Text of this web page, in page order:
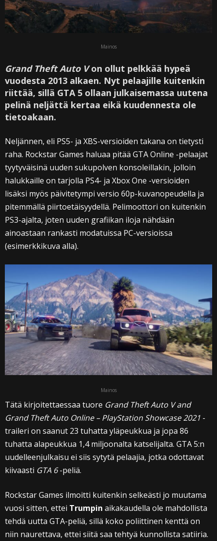
Mainos
Grand Theft Auto Von ollut pelkkää hypeä
vuodesta 2013 alkaen. Nyt pelaajille kuitenkin
riittää, sillä GTA 5 ollaan julkaisemassa uutena
pelinä neljättä kertaa eikä kuudennesta ole
tietoakaan.
Neljännen, eli PS5- ja XBS-versioiden takana on tietysti
raha. Rockstar Games haluaa pitää GTA Online -pelaajat
tyytyväisinä uuden sukupolven konsoleillakin, jolloin
halukkaille on tarjolla PS4- ja Xbox One -versioiden
lisäksi myös päivitetympi versio 60p-kuvanopeudella ja
pitemmällä piirtoetäisyydellä. Pelimoottori on kuitenkin
PS3-ajalta, joten uuden grafiikan iloja nähdään
ainoastaan rankasti modatuissa PC-versioissa
(esimerkkikuva alla).
Mainos
Tätä kirjoitettaessaa tuore Grand Theft Auto V and
Grand Theft Auto Online – PlayStation Showcase 2021 -
traileri on saanut 23 tuhatta yläpeukkua ja jopa 86
tuhatta alapeukkua 1,4 miljoonalta katselijalta. GTA 5:n
uudelleenjulkaisu ei siis sytytä pelaajia, jotka odottavat
kiivaasti GTA 6-peliä.
Rockstar Games ilmoitti kuitenkin selkeästi jo muutama
vuosi sitten, ettei Trumpin aikakaudella ole mahdollista
tehdä uutta GTA-peliä, sillä koko poliittinen kenttä on
niin naurettava, ettei siitä saa tehtyä kunnollista satiiria.